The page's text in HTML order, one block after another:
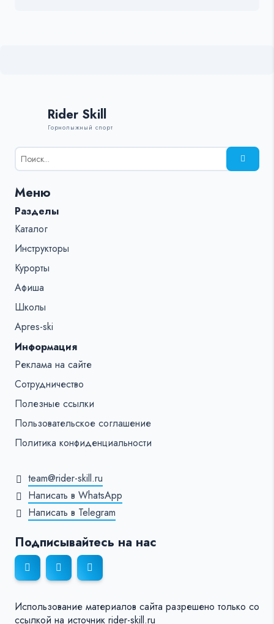
Rider Skill
Горнолыжный спорт
Результаты
поиска
%s:
Меню
Разделы
Каталог
Инструкторы
Курорты
Афиша
Школы
Apres-ski
Информация
Реклама на сайте
Сотрудничество
Полезные ссылки
Пользовательское соглашение
Политика конфиденциальности
team@rider-skill.ru
Написать в WhatsApp
Написать в Telegram
Подписывайтесь на нас
Использование материалов сайта разрешено только со
ссылкой на источник rider-skill.ru